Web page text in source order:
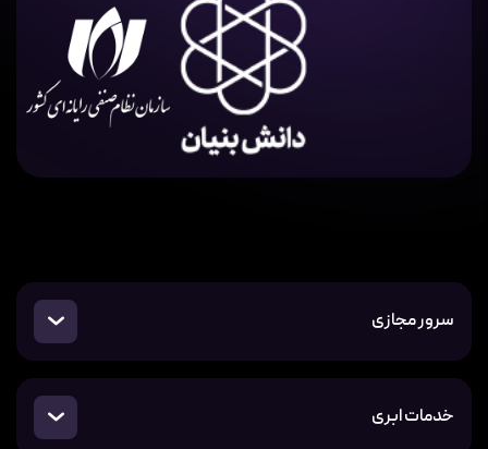
سرور مجازی
خدمات ابری